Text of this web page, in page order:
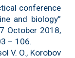
conference
and biology”
October 2018,
– 106.
V. O., Korobov